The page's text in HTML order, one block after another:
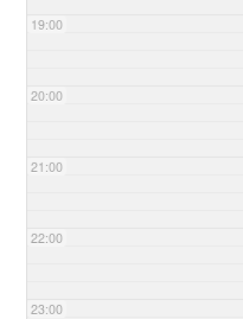
19:00
20:00
21:00
22:00
23:00